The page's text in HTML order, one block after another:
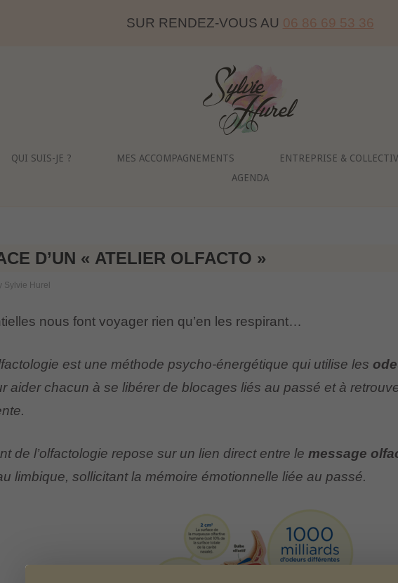
SUR RENDEZ-VOUS AU 06 86 69 53 36
Home
QUI SUIS-JE ? MES ACCOMPAGNEMENTS ENTREPRISE &
AGENDA
D’UN « ATELIER OLFACTO »
Sylvie Hurel
nous font voyager rien qu’en les respirant…
est une méthode psycho-énergétique qui utilise les
aider chacun à se libérer de blocages liés au passé et à
de l’olfactologie repose sur un lien direct entre le message
limbique, sollicitant la mémoire émotionnelle liée au passé.